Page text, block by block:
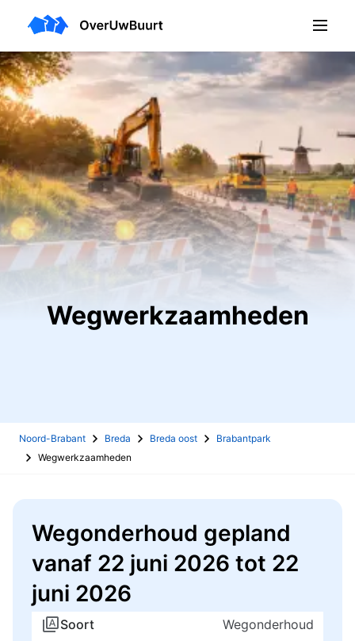
Wegwerkzaamheden
Noord-Brabant Breda Breda oost
Brabantpark
Wegwerkzaamheden
Wegonderhoud gepland
vanaf 22 juni 2026 tot 22
juni 2026
Soort
Wegonderhoud